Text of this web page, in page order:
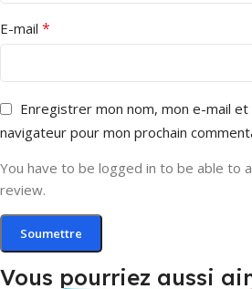
E-mail *
Enregistrer mon nom, mon e-mail
navigateur pour mon prochain
You have to be logged in to be able to
review.
Vous pourriez aussi